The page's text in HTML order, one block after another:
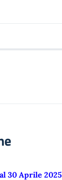
30 Aprile 2025